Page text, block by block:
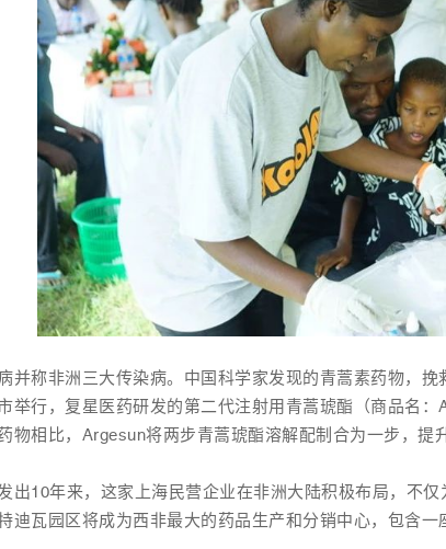
并称非洲三大传染病。中国科学家发现的青蒿素药物，
举行，复星医药研发的第二代注射用青蒿琥酯（商品名
物相比，Argesun将两步青蒿琥酯溶解配制合为一步，提
10年来，这家上海民营企业在非洲大陆积极布局，不
迪瓦园区将成为西非最大的药品生产和分销中心，包含一